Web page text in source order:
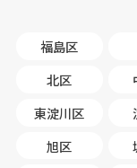
福島区
北区
東淀川区
旭区